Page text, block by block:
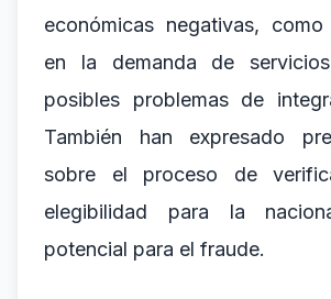
económicas negativas,
en la demanda de
posibles problemas de
También han expresado
sobre el proceso de
elegibilidad para la
potencial para el fraude.